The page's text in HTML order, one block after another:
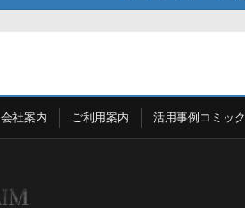
会社案内 ご利用案内 活用事例コミック